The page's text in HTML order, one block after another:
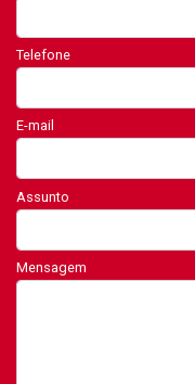
Telefone
E-mail
Assunto
Mensagem